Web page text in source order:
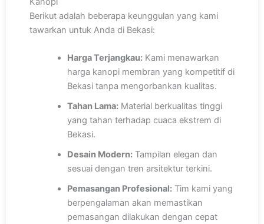
Berikut adalah beberapa keunggulan yang kami
tawarkan untuk Anda di Bekasi:
Harga Terjangkau:Kami menawarkan
harga kanopi membran yang kompetitif di
Bekasi tanpa mengorbankan kualitas.
Tahan Lama:Material berkualitas tinggi
yang tahan terhadap cuaca ekstrem di
Bekasi.
Desain Modern:Tampilan elegan dan
sesuai dengan tren arsitektur terkini.
Pemasangan Profesional:Tim kami yang
berpengalaman akan memastikan
pemasangan dilakukan dengan cepat